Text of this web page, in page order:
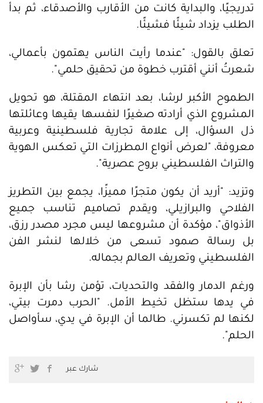
تدريجيًا، والبداية كانت من الأقارب والأصدقاء، ثم بدأ
الطلب يزداد شيئًا فشيئًا.
تعلق بالقول: "عندما رأيت الناس يهتمون بأعمالي،
شعرتُ أنني أقترب خطوة من تحقيق حلمي".
الطموح الأكبر لرشا، بعد انتهاء المقتلة، هو تحويل
المشروع الذي أرادته صغيرًا لنفسها يقيها وعائلتها
ذل السؤال، إلى علامة تجارية فلسطينية وعربية
معروفة، "لعرض أنواع المطرزات التي تعكس الهوية
والتراث الفلسطيني بروح عصرية".
وتزيد: "أريد أن يكون متجرًا مميزًا، يجمع بين التطريز
الفلاحي والبرازيلي، ويقدم تصاميم تناسب جميع
الأذواق"، مؤكدة أن مشروعها ليس مجرد مصدر رزق،
بل رسالة صمود تسعى من خلالها لنشر الفن
الفلسطيني وتعريف العالم بجماله.
ورغم الدمار والفقد والتحديات، تؤمن رشا بأن الإبرة
في يدها ستظل تخيط الأمل. "الحرب دمرت بيتي،
لكنها لم تكسرني. طالما أن الإبرة في يدي، سأواصل
الحلم".
شارك عبر